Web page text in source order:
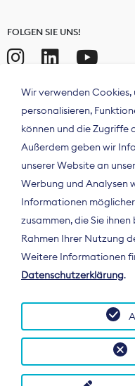
FOLGEN SIE UNS!
Der Bundesverband
Zeitungsverleger
Spitzenorganisation
Deutschland und auf
Wir verwenden
personalisieren,
können und die Zugriffe
Außerdem geben wir
unserer Website an
Werbung und Analysen
Informationen
zusammen, die Sie
Rahmen Ihrer Nutzung
Weitere Informationen
Datenschutzerklärung.